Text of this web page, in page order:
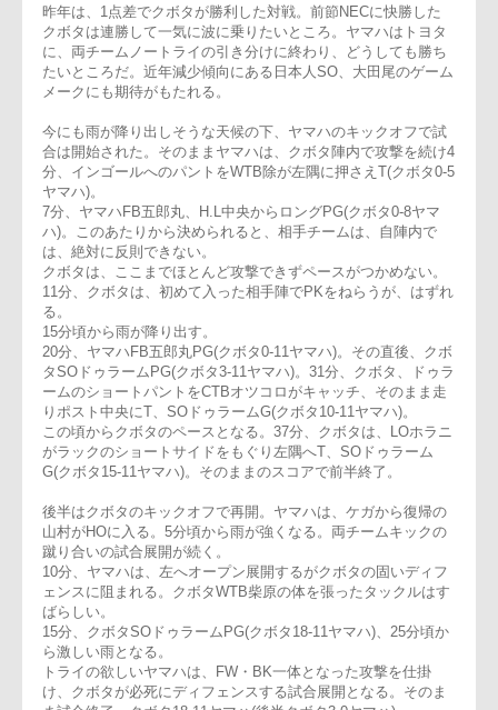
【week2／2009年9月12日(土) at東京・秩父宮ラグビー場】
昨年は、1点差でクボタが勝利した対戦。前節NECに快勝した
クボタは連勝して一気に波に乗りたいところ。ヤマハはトヨタ
に、両チームノートライの引き分けに終わり、どうしても勝ち
たいところだ。近年減少傾向にある日本人SO、大田尾のゲー
メークにも期待がもたれる。
今にも雨が降り出しそうな天候の下、ヤマハのキックオフで試
合は開始された。そのままヤマハは、クボタ陣内で攻撃を続
分、インゴールへのパントをWTB除が左隅に押さえT(クボタ
ヤマハ)。
7分、ヤマハFB五郎丸、H.L中央からロングPG(クボタ0-8ヤマ
ハ)。このあたりから決められると、相手チームは、自陣内で
は、絶対に反則できない。
クボタは、ここまでほとんど攻撃できずペースがつかめない。
11分、クボタは、初めて入った相手陣でPKをねらうが、はず
る。
15分頃から雨が降り出す。
20分、ヤマハFB五郎丸PG(クボタ0-11ヤマハ)。その直後、ク
タSOドゥラームPG(クボタ3-11ヤマハ)。31分、クボタ、ドゥ
ームのショートパントをCTBオツコロがキャッチ、そのまま走
この頃からクボタのペースとなる。37分、クボタは、LOホラ
がラックのショートサイドをもぐり左隅へT、SOドゥラーム
G(クボタ15-11ヤマハ)。そのままのスコアで前半終了。
後半はクボタのキックオフで再開。ヤマハは、ケガから復帰の
山村がHOに入る。5分頃から雨が強くなる。両チームキックの
蹴り合いの試合展開が続く。
10分、ヤマハは、左へオープン展開するがクボタの固いディフ
ェンスに阻まれる。クボタWTB柴原の体を張ったタックルは